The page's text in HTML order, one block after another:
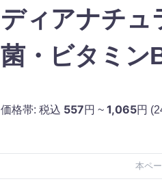
ディアナチュ
菌・ビタミン
価格帯: 税込 557円 ~ 1,065円
本ペ